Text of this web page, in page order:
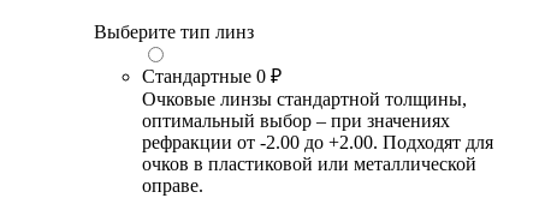
Выберите тип линз
Стандартные 0 ₽
Очковые линзы стандартной толщины,
оптимальный выбор – при значениях
рефракции от -2.00 до +2.00. Подходят для
очков в пластиковой или металлической
оправе.